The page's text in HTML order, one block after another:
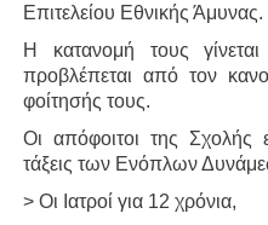
Επιτελείου Εθνικής Άμυνας.
Η κατανομή τους
προβλέπεται από τον
φοίτησής τους.
Οι απόφοιτοι της Σχολής
τάξεις των Ενόπλων
> Οι Ιατροί για 12 χρόνια,